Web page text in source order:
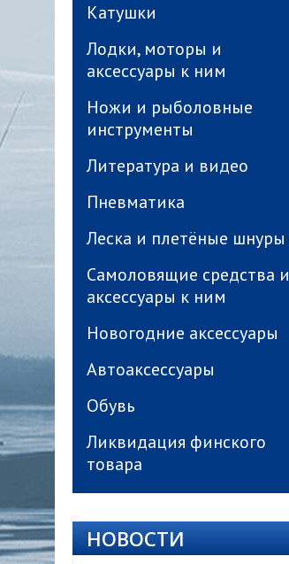
Катушки
Лодки, моторы и
аксессуары к ним
Ножи и рыболовные
инструменты
Литература и видео
Пневматика
Леска и плетёные шнуры
Самоловящие средства и
аксессуары к ним
Новогодние аксессуары
Автоаксессуары
Обувь
Ликвидация финского
товара
НОВОСТИ